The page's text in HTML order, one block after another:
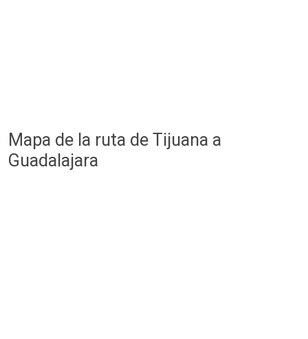
Mapa de la ruta de Tijuana a
Guadalajara